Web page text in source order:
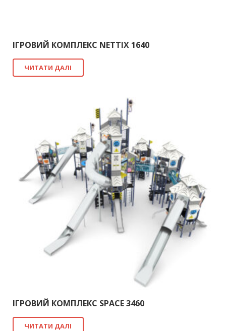
ІГРОВИЙ КОМПЛЕКС NETTIX 1640
ЧИТАТИ ДАЛІ
ІГРОВИЙ КОМПЛЕКС SPACE 3460
ЧИТАТИ ДАЛІ